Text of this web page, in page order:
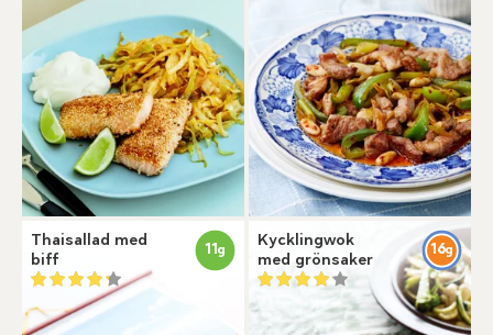
Thaisallad med
biff
11g
Kycklingwok
med grönsaker
16g